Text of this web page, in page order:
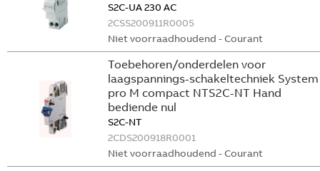
S2C-UA 230 AC
2CSS200911R0005
Niet voorraadhoudend - Courant
Toebehoren/onderdelen voor
laagspannings-schakeltechniek System
pro M compact NTS2C-NT Hand
bediende nul
S2C-NT
2CDS200918R0001
Niet voorraadhoudend - Courant